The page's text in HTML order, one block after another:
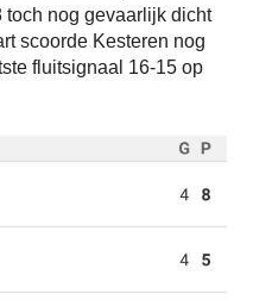
toch nog gevaarlijk dicht
scoorde Kesteren nog
fluitsignaal 16-15 op